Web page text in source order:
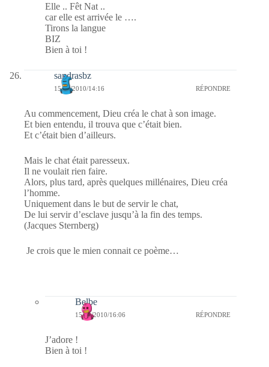
Elle .. Fêt Nat ..
car elle est arrivée le ….
Tirons la langue
BIZ
Bien à toi !
sandrasbz
15/01/2010/14:16 RÉPONDRE
Au commencement, Dieu créa le chat à son image.
Et bien entendu, il trouva que c’était bien.
Et c’était bien d’ailleurs.
Mais le chat était paresseux.
Il ne voulait rien faire.
Alors, plus tard, après quelques millénaires, Dieu créa
l’homme.
Uniquement dans le but de servir le chat,
De lui servir d’esclave jusqu’à la fin des temps.
(Jacques Sternberg)
Je crois que le mien connait ce poème…
Belbe
15/01/2010/16:06 RÉPONDRE
J’adore !
Bien à toi !